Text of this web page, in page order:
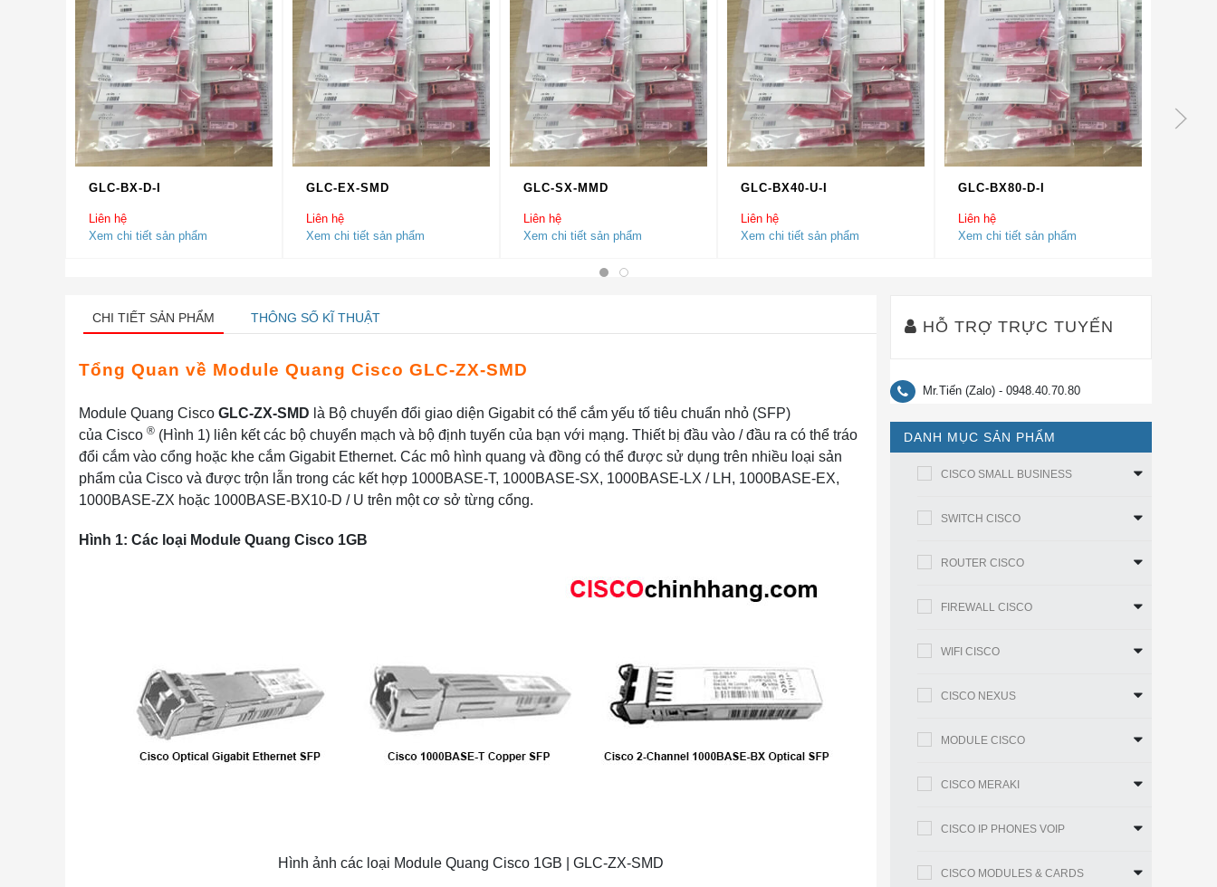
GLC-BX-D-I
Liên hệ
Xem chi tiết sản phẩm
GLC-EX-SMD
Liên hệ
Xem chi tiết sản phẩm
GLC-SX-MMD
Liên hệ
Xem chi tiết sản phẩm
GLC-BX40-U-I
Liên hệ
Xem chi tiết sản phẩm
GLC-BX80-D-I
Liên hệ
Xem chi tiết sản phẩm
CHI TIẾT SẢN PHẨM THÔNG SỐ KĨ THUẬT
Tổng Quan về Module Quang Cisco GLC-ZX-SMD
Module Quang Cisco GLC-ZX-SMD là Bộ chuyển đổi giao diện Gigabit có thể cắm yếu tố tiêu chuẩn nhỏ (SFP)
của Cisco ® (Hình 1) liên kết các bộ chuyển mạch và bộ định tuyến của bạn với mạng. Thiết bị đầu vào / đầu ra có thể tráo
đổi cắm vào cổng hoặc khe cắm Gigabit Ethernet. Các mô hình quang và đồng có thể được sử dụng trên nhiều loại sản
phẩm của Cisco và được trộn lẫn trong các kết hợp 1000BASE-T, 1000BASE-SX, 1000BASE-LX / LH, 1000BASE-EX,
1000BASE-ZX hoặc 1000BASE-BX10-D / U trên một cơ sở từng cổng.
Hình 1: Các loại Module Quang Cisco 1GB
Hình ảnh các loại Module Quang Cisco 1GB | GLC-ZX-SMD
HỖ TRỢ TRỰC TUYẾN
Mr.Tiến (Zalo) - 0948.40.70.80
DANH MỤC SẢN PHẨM
CISCO SMALL BUSINESS
SWITCH CISCO
ROUTER CISCO
FIREWALL CISCO
WIFI CISCO
CISCO NEXUS
MODULE CISCO
CISCO MERAKI
CISCO IP PHONES VOIP
CISCO MODULES & CARDS